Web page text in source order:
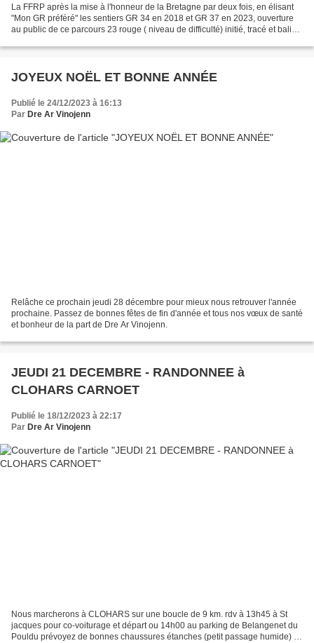
La FFRP après la mise à l'honneur de la Bretagne par deux fois, en élisant
"Mon GR préféré" les sentiers GR 34 en 2018 et GR 37 en 2023, ouverture
au public de ce parcours 23 rouge ( niveau de difficulté) initié, tracé et balisé
JOYEUX NOËL ET BONNE ANNÉE
Publié le 24/12/2023 à 16:13
Par Dre Ar Vinojenn
Relâche ce prochain jeudi 28 décembre pour mieux nous retrouver l'année
prochaine. Passez de bonnes fêtes de fin d'année et tous nos vœux de santé
et bonheur de la part de Dre Ar Vinojenn.
JEUDI 21 DECEMBRE - RANDONNEE à
CLOHARS CARNOET
Publié le 18/12/2023 à 22:17
Par Dre Ar Vinojenn
Nous marcherons à CLOHARS sur une boucle de 9 km. rdv à 13h45 à St
jacques pour co-voiturage et départ ou 14h00 au parking de Belangenet du
Pouldu prévoyez de bonnes chaussures étanches (petit passage humide) -